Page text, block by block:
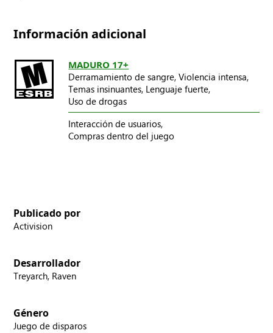
Información adicional
MADURO 17+
Derramamiento de sangre, Violencia intensa,
Temas insinuantes, Lenguaje fuerte,
Uso de drogas
Interacción de usuarios,
Compras dentro del juego
Publicado por
Activision
Desarrollador
Treyarch, Raven
Género
Juego de disparos